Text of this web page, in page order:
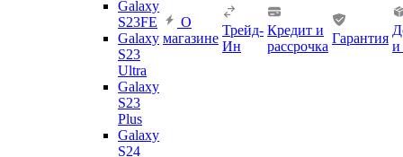
Galaxy
S23FE
Galaxy
S23
Ultra
Galaxy
S23
Plus
Galaxy
S24
О
магазине
Трейд-
Ин
Кредит и
рассрочка
Гарантия
и